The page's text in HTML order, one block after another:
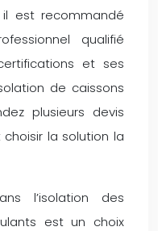
il est recommandé
qualifié
et ses
de caissons
plusieurs devis
la solution la
l’isolation des
est un choix